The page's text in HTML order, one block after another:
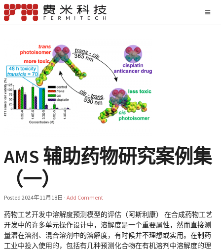
AMS 辅助药物研究案例集
（一）
Posted 2024年11月18日 · Add Comment
药物工艺开发中溶解度预测模型的评估（阿斯利康） 在合成药物工艺
开发中的许多单元操作设计中，溶解度是一个重要属性，然而直接测
量潜在溶剂、混合溶剂中的溶解度，有时候并不理想或实用。在制药
工业中投入使用的，包括有几种预测化合物在有机溶剂中溶解度的理